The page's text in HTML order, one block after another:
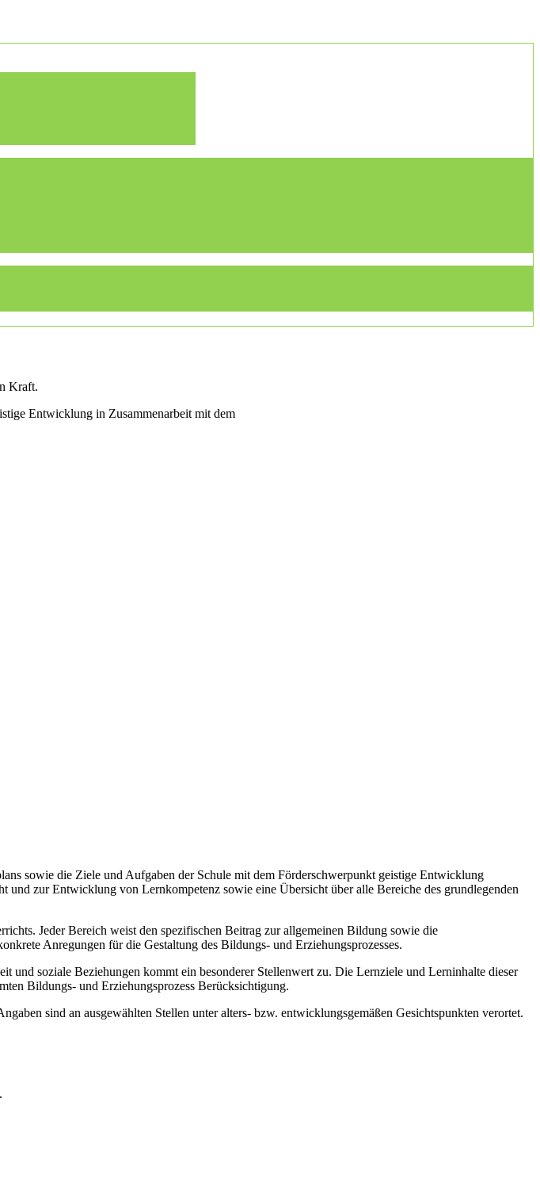
Kraft.
Entwicklung in Zusammenarbeit mit dem
sowie die Ziele und Aufgaben der Schule mit dem Förderschwerpunkt geistige Entwicklung
zur Entwicklung von Lernkompetenz sowie eine Übersicht über alle Bereiche des grundlegenden
Jeder Bereich weist den spezifischen Beitrag zur allgemeinen Bildung sowie die
Anregungen für die Gestaltung des Bildungs- und Erziehungsprozesses.
soziale Beziehungen kommt ein besonderer Stellenwert zu. Die Lernziele und Lerninhalte dieser
Bildungs- und Erziehungsprozess Berücksichtigung.
sind an ausgewählten Stellen unter alters- bzw. entwicklungsgemäßen Gesichtspunkten verortet.